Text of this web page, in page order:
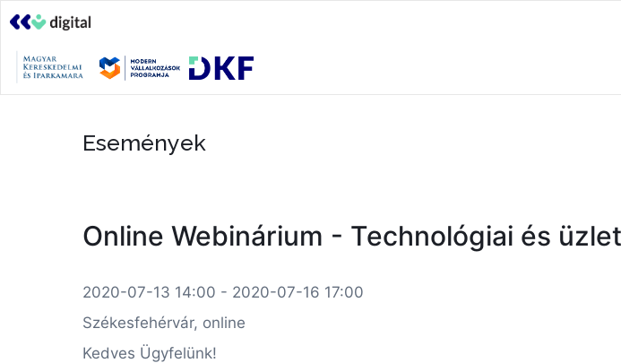
Események
Online Webinárium - Technológiai és
2020-07-13 14:00 - 2020-07-16 17:00
Székesfehérvár, online
Kedves Ügyfelünk!